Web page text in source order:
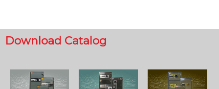
Download Catalog